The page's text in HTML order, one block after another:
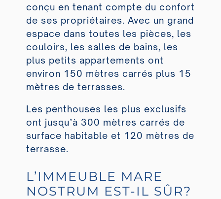
conçu en tenant compte du confort
de ses propriétaires. Avec un grand
espace dans toutes les pièces, les
couloirs, les salles de bains, les
plus petits appartements ont
environ 150 mètres carrés plus 15
mètres de terrasses.
Les penthouses les plus exclusifs
ont jusqu’à 300 mètres carrés de
surface habitable et 120 mètres de
terrasse.
L’IMMEUBLE MARE
NOSTRUM EST-IL SÛR?